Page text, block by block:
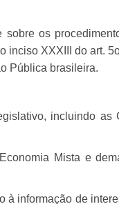
os
XXXIII do art.
Pública brasileira.
incluindo
Mista e
informação de